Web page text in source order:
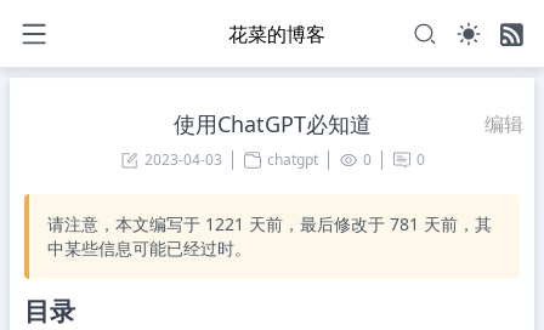
花菜的博客
使用ChatGPT必知道 编辑
2023-04-03 chatgpt 0 0
请注意，本文编写于 1221 天前，最后修改于 781 天前，其
中某些信息可能已经过时。
目录